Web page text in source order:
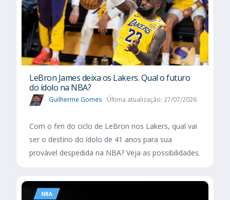
LeBron James deixa os Lakers. Qual o futuro
do ídolo na NBA?
Guilherme Gomes Última atualização: 27/07/2026
Com o fim do ciclo de LeBron nos Lakers, qual vai
ser o destino do ídolo de 41 anos para sua
provável despedida na NBA? Veja as possibilidades.
NBA